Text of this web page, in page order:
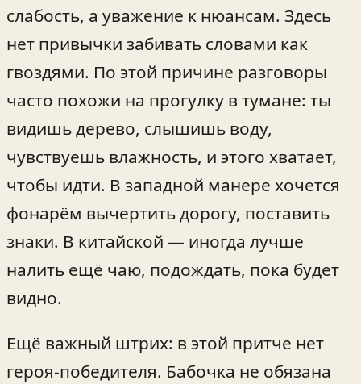
слабость, а уважение к нюансам. Здесь
нет привычки забивать словами как
гвоздями. По этой причине разговоры
часто похожи на прогулку в тумане: ты
видишь дерево, слышишь воду,
чувствуешь влажность, и этого хватает,
чтобы идти. В западной манере хочется
фонарём вычертить дорогу, поставить
знаки. В китайской — иногда лучше
налить ещё чаю, подождать, пока будет
видно.
Ещё важный штрих: в этой притче нет
героя‑победителя. Бабочка не обязана